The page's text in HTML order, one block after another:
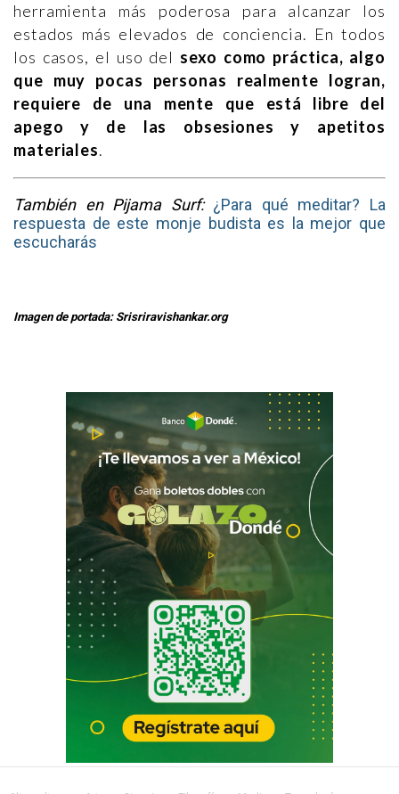
herramienta más poderosa para alcanzar los
estados más elevados de conciencia. En todos
los casos, el uso del sexo como práctica, algo
que muy pocas personas realmente logran,
requiere de una mente que está libre del
apego y de las obsesiones y apetitos
materiales.
También en Pijama Surf: ¿Para qué meditar? La
respuesta de este monje budista es la mejor que
escucharás
Imagen de portada: Srisriravishankar.org